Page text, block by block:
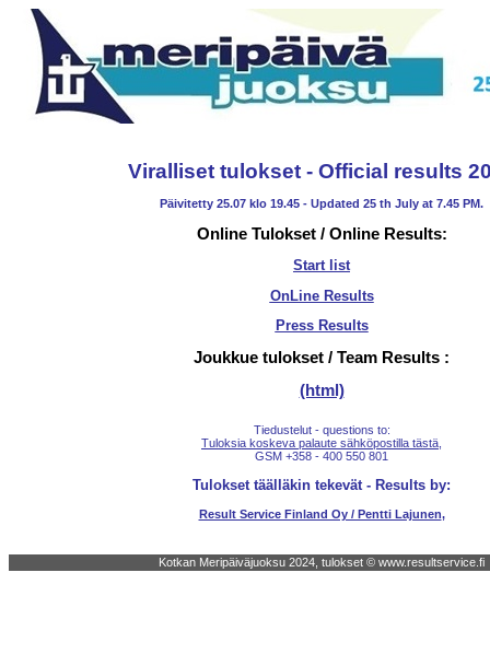
Viralliset tulokset - Official results
Päivitetty 25.07 klo 19.45 - Updated 25 th July at 7.45 PM.
Online Tulokset / Online Results:
Start list
OnLine Results
Press Results
Joukkue tulokset / Team Results :
(html)
Tiedustelut - questions to:
Tuloksia koskeva palaute sähköpostilla tästä
GSM +358 - 400 550 801
Tulokset täälläkin tekevät - Results by:
Result Service Finland Oy / Pentti Lajunen,
Kotkan Meripäiväjuoksu 2024, tulokset © www.resultservice.fi